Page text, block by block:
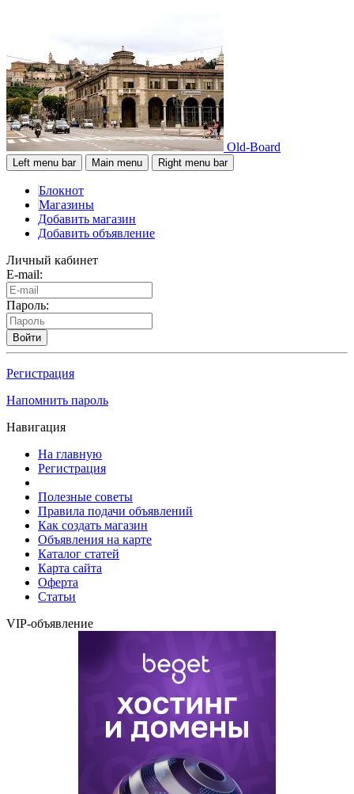
Old-Board
Left menu bar Main menu Right menu bar
Блокнот
Магазины
Добавить магазин
Добавить объявление
Личный кабинет
E-mail:
Пароль:
Войти
Регистрация
Напомнить пароль
Навигация
На главную
Регистрация
Полезные советы
Правила подачи объявлений
Как создать магазин
Объявления на карте
Каталог статей
Карта сайта
Оферта
Статьи
VIP-объявление